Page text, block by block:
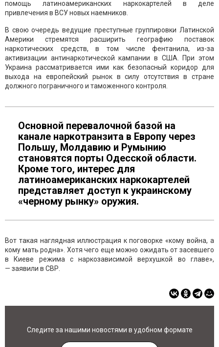
помощь латиноамериканских наркокартелей в деле
привлечения в ВСУ новых наемников.
В свою очередь ведущие преступные группировки Латинской
Америки стремятся расширить географию поставок
наркотических средств, в том числе фентанила, из-за
активизации антинаркотической кампании в США. При этом
Украина рассматривается ими как безопасный коридор для
выхода на европейский рынок в силу отсутствия в стране
должного пограничного и таможенного контроля.
Основной перевалочной базой на
канале наркотранзита в Европу через
Польшу, Молдавию и Румынию
становятся порты Одесской области.
Кроме того, интерес для
латиноамериканских наркокартелей
представляет доступ к украинскому
«черному рынку» оружия.
Вот такая наглядная иллюстрация к поговорке «кому война, а
кому мать родна». Хотя чего еще можно ожидать от засевшего
в Киеве режима с наркозависимой верхушкой во главе»,
— заявили в СВР.
Следите за нашими новостями в удобном формате